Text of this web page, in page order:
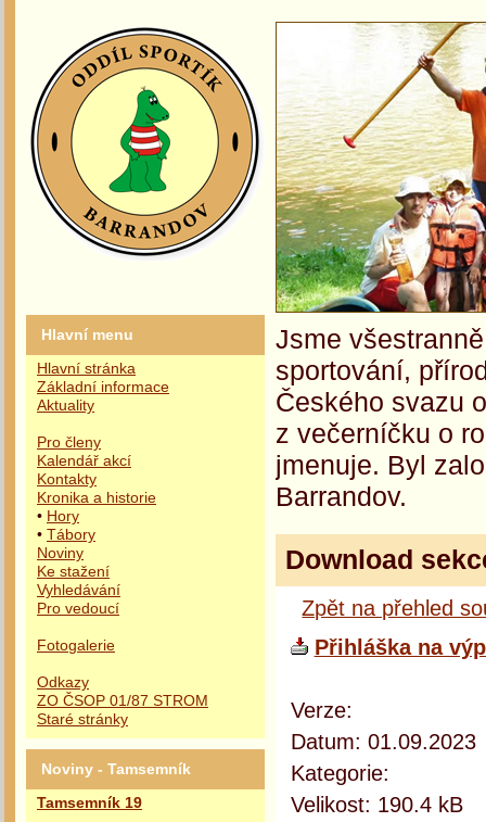
Hlavní menu
Hlavní stránka
Základní informace
Aktuality
Pro členy
Kalendář akcí
Kontakty
Kronika a historie
• Hory
• Tábory
Noviny
Ke stažení
Vyhledávání
Pro vedoucí
Fotogalerie
Odkazy
ZO ČSOP 01/87 STROM
Staré stránky
Noviny - Tamsemník
Tamsemník 19
Jsme
sportování,
Českého svazu
z večerníčku o
jmenuje. Byl
Barrandov.
Download
Zpět na přehled
Přihláška na
Verze:
Datum: 01.09.2023
Kategorie:
Velikost: 190.4 kB